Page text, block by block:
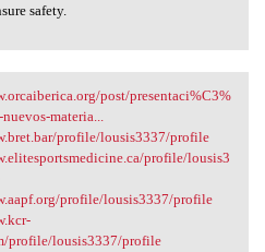
safety.
post/presentaci%C3%
materia...
profile/lousis3337/profile
profile/lousis3
profile/lousis3337/profile
profile/lousis3337/profile